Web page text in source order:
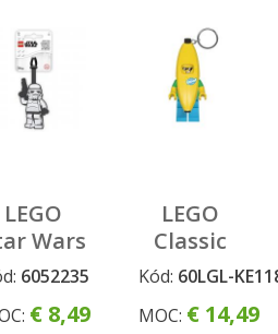
LEGO
Wars
6052235
€ 8,49
LEGO
Classic
Banana
svietiaca
Kód: 60LGL-
MOC: € 14,49